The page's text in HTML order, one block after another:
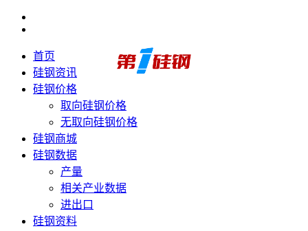
首页
硅钢资讯
硅钢价格
取向硅钢价格
无取向硅钢价格
硅钢商城
硅钢数据
产量
相关产业数据
进出口
硅钢资料